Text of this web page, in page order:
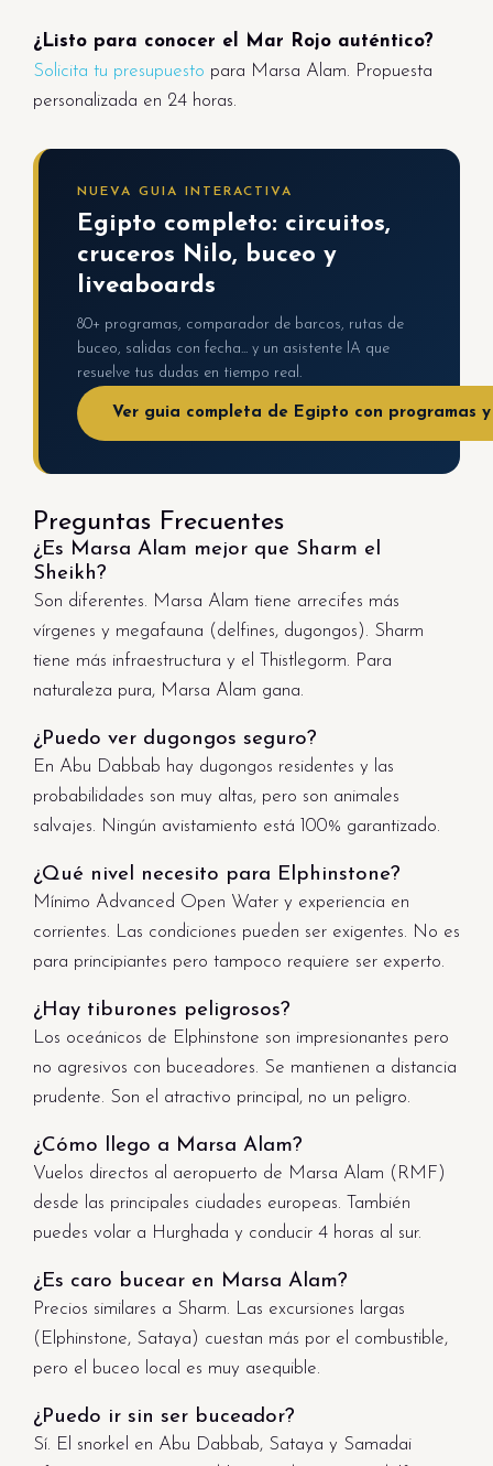
¿Listo para conocer el Mar Rojo auténtico?
Solicita tu presupuesto para Marsa Alam. Propuesta
personalizada en 24 horas.
NUEVA GUIA INTERACTIVA
Egipto completo: circuitos,
cruceros Nilo, buceo y
liveaboards
80+ programas, comparador de barcos, rutas de
buceo, salidas con fecha... y un asistente IA que
resuelve tus dudas en tiempo real.
Ver guia completa de Egipto con programas
Preguntas Frecuentes
¿Es Marsa Alam mejor que Sharm el
Sheikh?
Son diferentes. Marsa Alam tiene arrecifes más
vírgenes y megafauna (delfines, dugongos). Sharm
tiene más infraestructura y el Thistlegorm. Para
naturaleza pura, Marsa Alam gana.
¿Puedo ver dugongos seguro?
En Abu Dabbab hay dugongos residentes y las
probabilidades son muy altas, pero son animales
salvajes. Ningún avistamiento está 100% garantizado.
¿Qué nivel necesito para Elphinstone?
Mínimo Advanced Open Water y experiencia en
corrientes. Las condiciones pueden ser exigentes. No es
para principiantes pero tampoco requiere ser experto.
¿Hay tiburones peligrosos?
Los oceánicos de Elphinstone son impresionantes pero
no agresivos con buceadores. Se mantienen a distancia
prudente. Son el atractivo principal, no un peligro.
¿Cómo llego a Marsa Alam?
Vuelos directos al aeropuerto de Marsa Alam (RMF)
desde las principales ciudades europeas. También
puedes volar a Hurghada y conducir 4 horas al sur.
¿Es caro bucear en Marsa Alam?
Precios similares a Sharm. Las excursiones largas
(Elphinstone, Sataya) cuestan más por el combustible,
pero el buceo local es muy asequible.
¿Puedo ir sin ser buceador?
Sí. El snorkel en Abu Dabbab, Sataya y Samadai